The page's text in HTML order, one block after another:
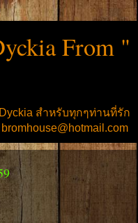
From "
สำหรับทุกๆท่านที่รัก